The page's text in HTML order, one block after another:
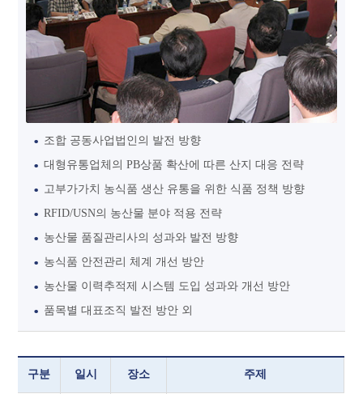
조합 공동사업법인의 발전 방향
대형유통업체의 PB상품 확산에 따른 산지 대응 전략
고부가가치 농식품 생산 유통을 위한 식품 정책 방향
RFID/USN의 농산물 분야 적용 전략
농산물 품질관리사의 성과와 발전 방향
농식품 안전관리 체계 개선 방안
농산물 이력추적제 시스템 도입 성과와 개선 방안
품목별 대표조직 발전 방안 외
구분 일시 장소 주제